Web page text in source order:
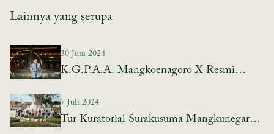
Lainnya yang serupa
30 Juni 2024
K.G.P.A.A. Mangkoenagoro X Resmi
Garden
7 Juli 2024
Tur Kuratorial Surakusuma Mangkunegaran